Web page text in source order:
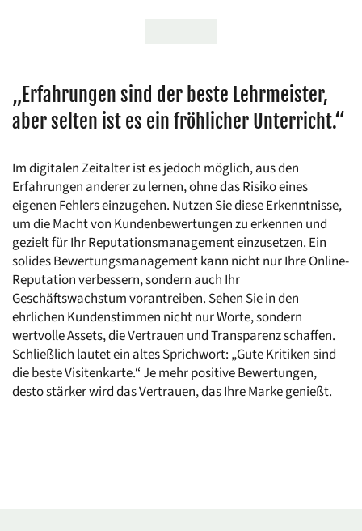
„Erfahrungen sind der beste Lehrmeister,
aber selten ist es ein fröhlicher Unterricht.“
Im digitalen Zeitalter ist es jedoch möglich, aus den
Erfahrungen anderer zu lernen, ohne das Risiko eines
eigenen Fehlers einzugehen. Nutzen Sie diese Erkenntnisse,
um die Macht von Kundenbewertungen zu erkennen und
gezielt für Ihr Reputationsmanagement einzusetzen. Ein
solides Bewertungsmanagement kann nicht nur Ihre Online-
Reputation verbessern, sondern auch Ihr
Geschäftswachstum vorantreiben. Sehen Sie in den
ehrlichen Kundenstimmen nicht nur Worte, sondern
wertvolle Assets, die Vertrauen und Transparenz schaffen.
Schließlich lautet ein altes Sprichwort: „Gute Kritiken sind
die beste Visitenkarte.“ Je mehr positive Bewertungen,
desto stärker wird das Vertrauen, das Ihre Marke genießt.